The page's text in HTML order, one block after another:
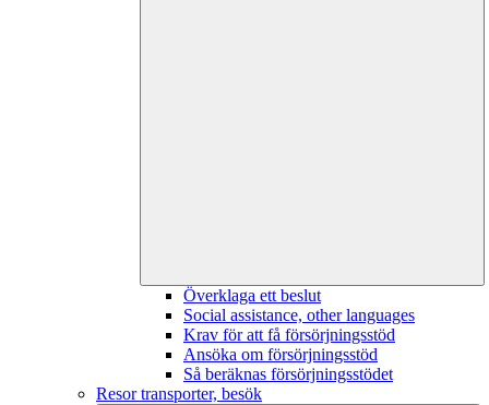
Överklaga ett beslut
Social assistance, other languages
Krav för att få försörjningsstöd
Ansöka om försörjningsstöd
Så beräknas försörjningsstödet
Resor transporter, besök